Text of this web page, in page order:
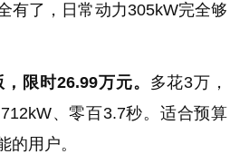
有了，日常动力305kW完全够
限时26.99万元。 多花3万，
、零百3.7秒。适合预算
的用户。